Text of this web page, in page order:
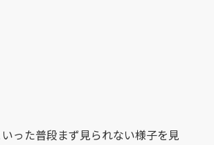
った普段まず見られない様子を見